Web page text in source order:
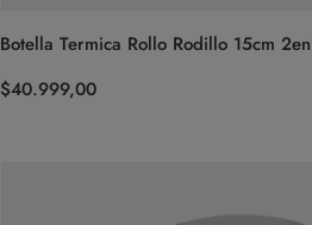
Botella Termica Rollo Rodillo 15cm
$40.999,00